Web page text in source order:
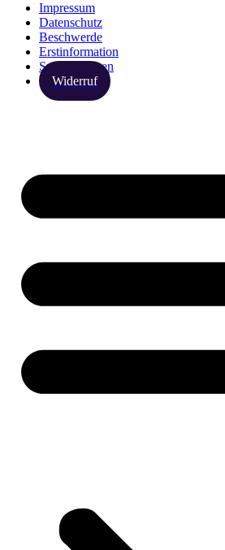
Impressum
Datenschutz
Beschwerde
Erstinformation
Spezialthemen
Widerruf